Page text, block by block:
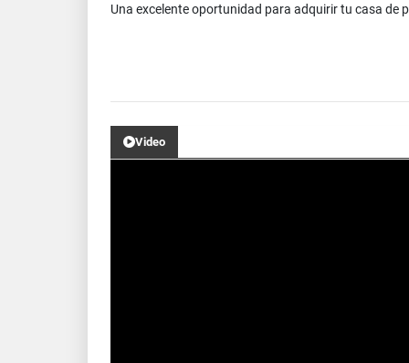
Una excelente oportunidad para adquirir tu casa de
Video